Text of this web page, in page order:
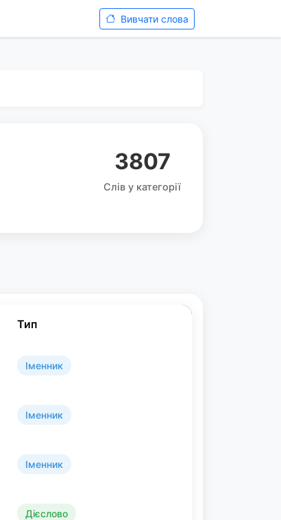
Вивчати слова
3807
Слів у категорії
Тип
Іменник
Іменник
Іменник
Дієслово